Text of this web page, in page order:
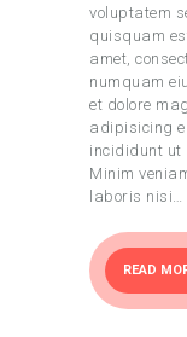
voluptatem
quisquam
amet,
numquam
et dolore
adipisicing
incididunt ut
Minim
laboris nisi…
READ